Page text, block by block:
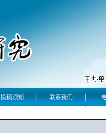
投稿须知 联系我们